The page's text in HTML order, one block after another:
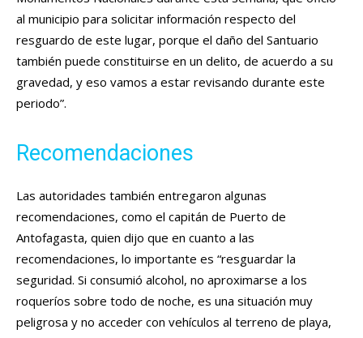
al municipio para solicitar información respecto del
resguardo de este lugar, porque el daño del Santuario
también puede constituirse en un delito, de acuerdo a su
gravedad, y eso vamos a estar revisando durante este
periodo”.
Recomendaciones
Las autoridades también entregaron algunas
recomendaciones, como el capitán de Puerto de
Antofagasta, quien dijo que en cuanto a las
recomendaciones, lo importante es “resguardar la
seguridad. Si consumió alcohol, no aproximarse a los
roqueríos sobre todo de noche, es una situación muy
peligrosa y no acceder con vehículos al terreno de playa,